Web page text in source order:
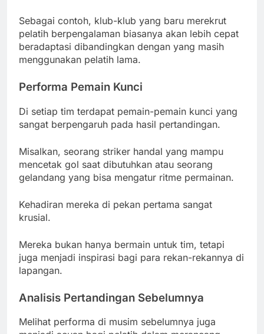
Sebagai contoh, klub-klub yang baru merekrut
pelatih berpengalaman biasanya akan lebih cepat
beradaptasi dibandingkan dengan yang masih
menggunakan pelatih lama.
Performa Pemain Kunci
Di setiap tim terdapat pemain-pemain kunci yang
sangat berpengaruh pada hasil pertandingan.
Misalkan, seorang striker handal yang mampu
mencetak gol saat dibutuhkan atau seorang
gelandang yang bisa mengatur ritme permainan.
Kehadiran mereka di pekan pertama sangat
krusial.
Mereka bukan hanya bermain untuk tim, tetapi
juga menjadi inspirasi bagi para rekan-rekannya di
lapangan.
Analisis Pertandingan Sebelumnya
Melihat performa di musim sebelumnya juga